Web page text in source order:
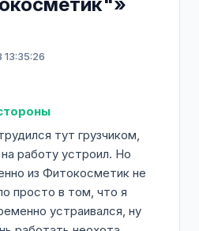
тут грузчиком,
работу устроил. Но
из Фитокосметик не
просто в том, что я
устраивался, ну